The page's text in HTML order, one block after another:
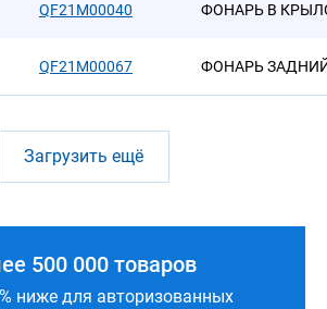
QF21M00040 ФОНАРЬ В
QF21M00067 ФОНАРЬ
Загрузить ещё
500 000 товаров
ниже для авторизованных